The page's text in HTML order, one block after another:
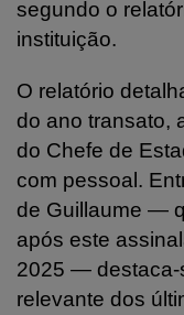
segundo o
instituição.
O relatório
do ano transato,
do Chefe de
com pessoal.
de Guillaume —
após este
2025 —
relevante dos